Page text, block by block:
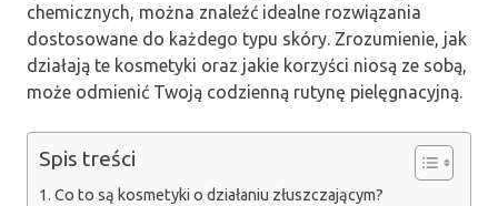
chemicznych, można znaleźć idealne rozwiązania
dostosowane do każdego typu skóry. Zrozumienie, jak
działają te kosmetyki oraz jakie korzyści niosą ze sobą,
może odmienić Twoją codzienną rutynę pielęgnacyjną.
Spis treści
Co to są kosmetyki o działaniu złuszczającym?